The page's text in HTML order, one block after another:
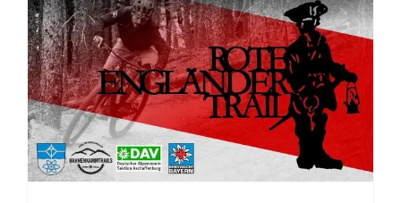
Eröffnung „Roter Engländer
Trail“ am Hahnenkamm